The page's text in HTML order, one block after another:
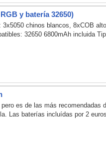
y batería 32650)
chinos blancos, 8xCOB
32650 6800mAh incluida
es de las más
Las baterías incluídas por 2